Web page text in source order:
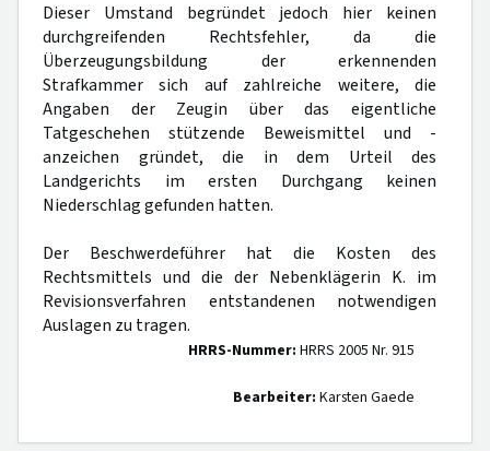
Dieser Umstand begründet jedoch hier keinen
durchgreifenden Rechtsfehler, da die
Überzeugungsbildung der erkennenden
Strafkammer sich auf zahlreiche weitere, die
Angaben der Zeugin über das eigentliche
Tatgeschehen stützende Beweismittel und -
anzeichen gründet, die in dem Urteil des
Landgerichts im ersten Durchgang keinen
Niederschlag gefunden hatten.
Der Beschwerdeführer hat die Kosten des
Rechtsmittels und die der Nebenklägerin K. im
Revisionsverfahren entstandenen notwendigen
Auslagen zu tragen.
HRRS-Nummer: HRRS 2005 Nr. 915
Bearbeiter: Karsten Gaede